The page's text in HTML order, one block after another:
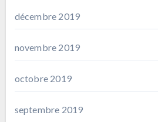
décembre 2019
novembre 2019
octobre 2019
septembre 2019